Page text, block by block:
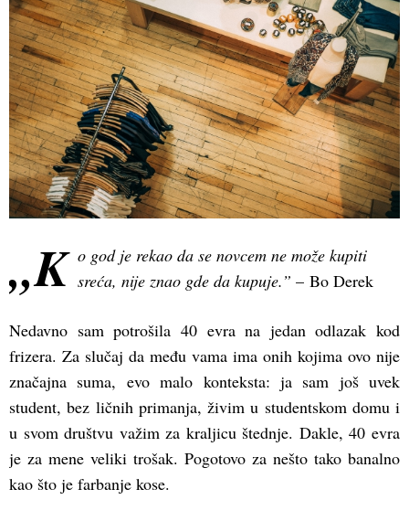
„K o god je rekao da se novcem ne može kupiti
sreća, nije znao gde da kupuje.” – Bo Derek
Nedavno sam potrošila 40 evra na jedan odlazak kod
frizera. Za slučaj da među vama ima onih kojima ovo nije
značajna suma, evo malo konteksta: ja sam još uvek
student, bez ličnih primanja, živim u studentskom domu i
u svom društvu važim za kraljicu štednje. Dakle, 40 evra
je za mene veliki trošak. Pogotovo za nešto tako banalno
kao što je farbanje kose.